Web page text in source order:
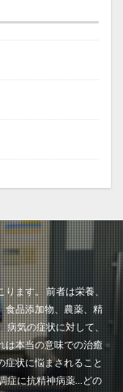
ます。 前者は栄養、
食品添加物、農薬、精
気の症状に対して、
は本当の意味での治癒
状に悩まされること
症に抗精神病薬…どの